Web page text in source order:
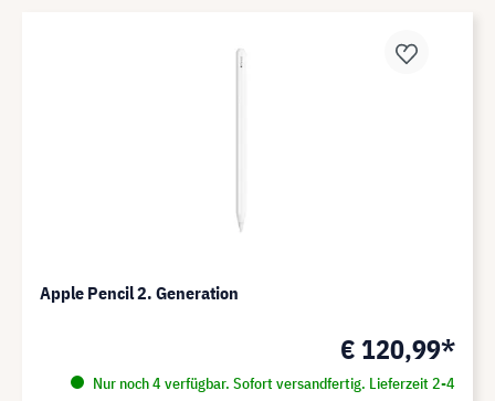
Apple Pencil 2. Generation
€ 120,99*
Nur noch 4 verfügbar. Sofort versandfertig. Lieferzeit 2-4